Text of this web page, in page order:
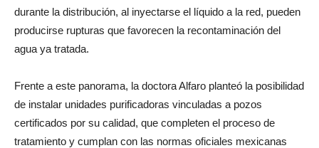
durante la distribución, al inyectarse el líquido a la red, pueden
producirse rupturas que favorecen la recontaminación del
agua ya tratada.
Frente a este panorama, la doctora Alfaro planteó la posibilidad
de instalar unidades purificadoras vinculadas a pozos
certificados por su calidad, que completen el proceso de
tratamiento y cumplan con las normas oficiales mexicanas